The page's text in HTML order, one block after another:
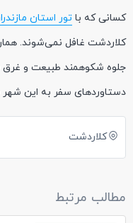
کسانی که با تور استان
کلاردشت غافل نمی‌شوند.
جلوه شکوهمند طبیعت و غرق
دستاوردهای سفر به این شهر
کلاردشت
مطالب مرتبط